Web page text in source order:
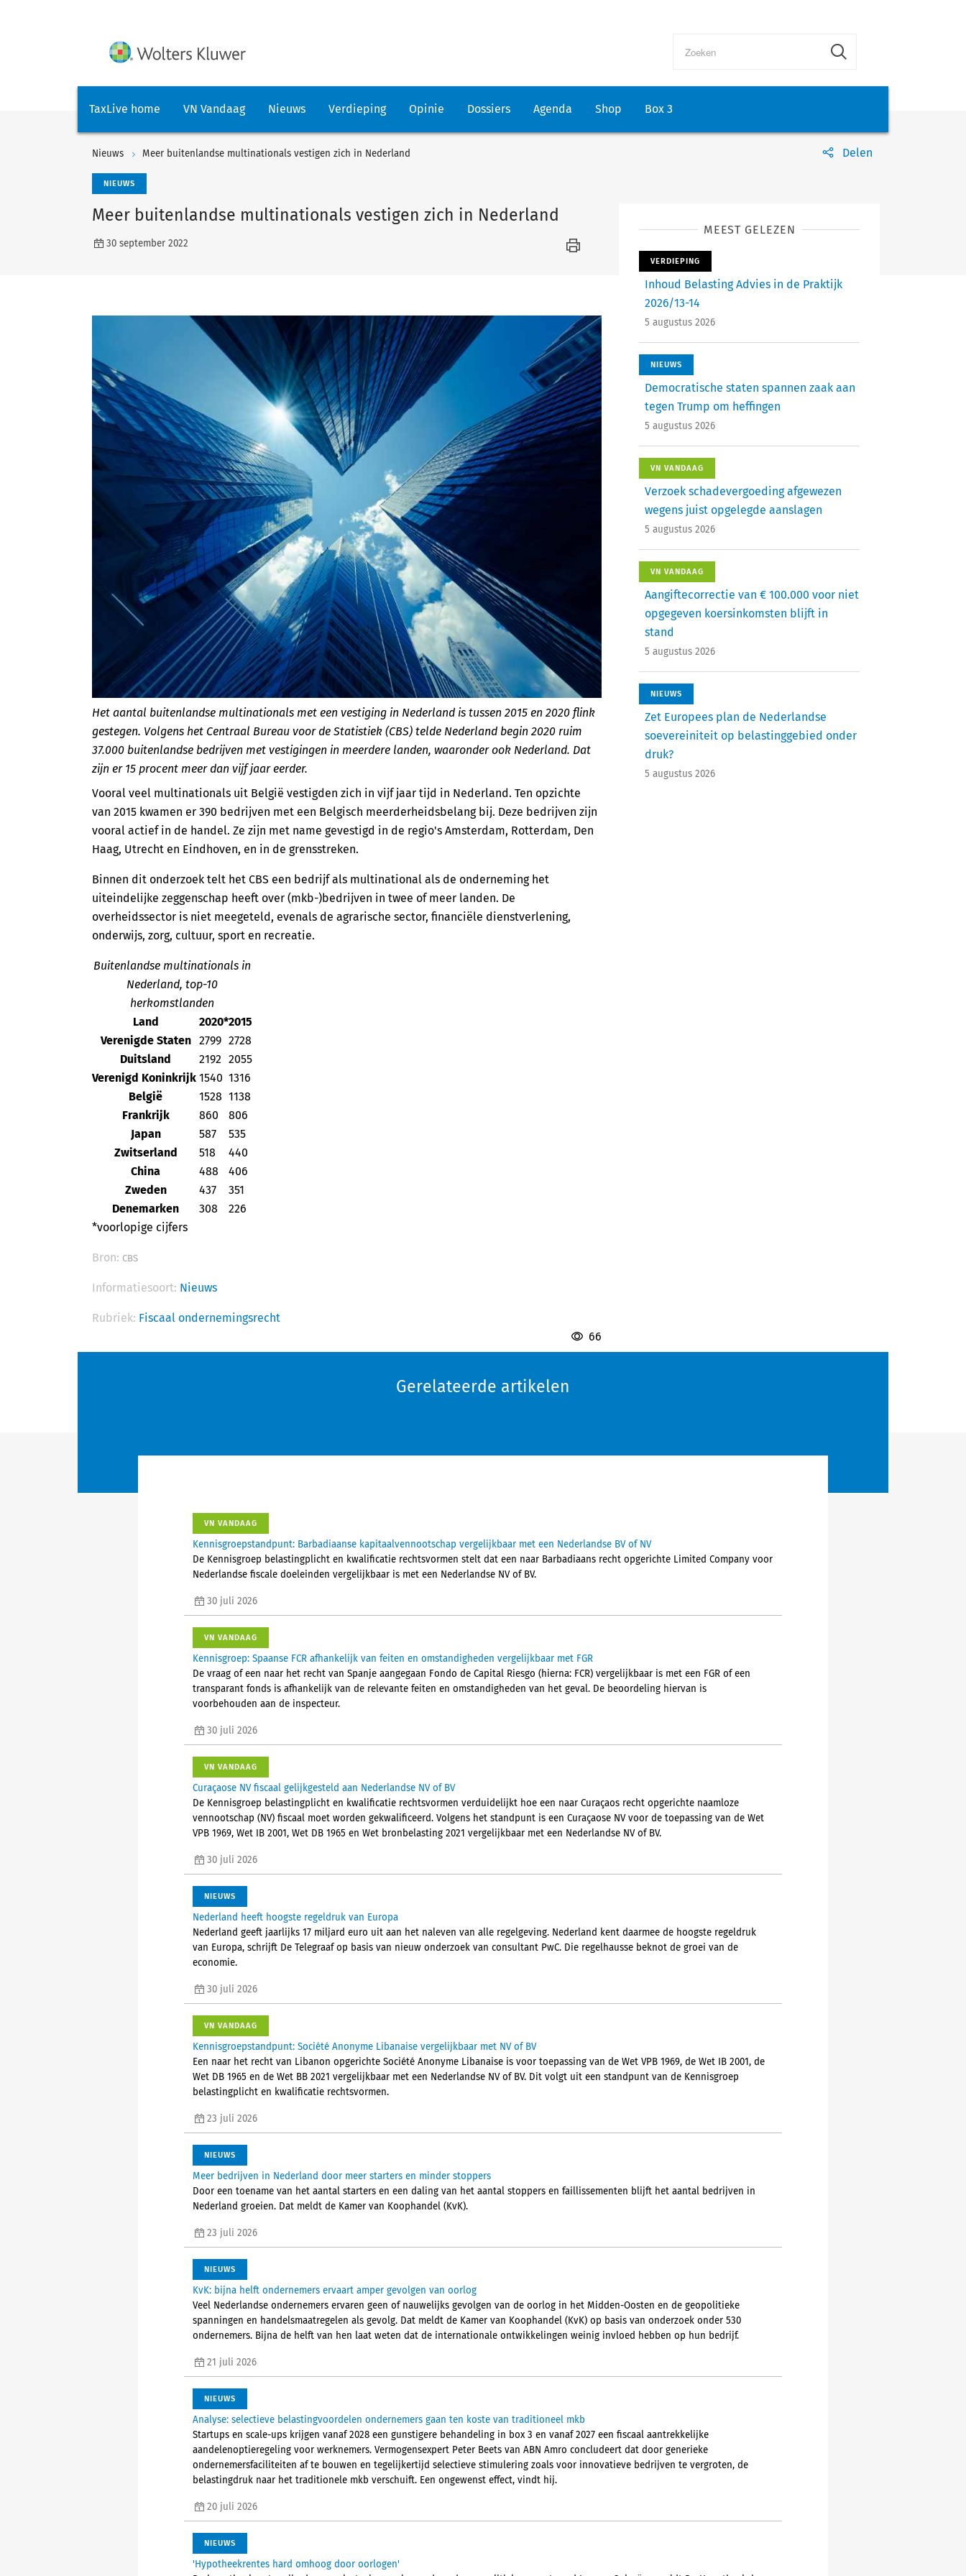
TaxLive home VN Vandaag Nieuws Verdieping Opinie Dossiers Agenda Shop Box 3
Nieuws Meer buitenlandse multinationals vestigen zich in Nederland Delen
NIEUWS
Meer buitenlandse multinationals vestigen zich in Nederland
30 september 2022
Het aantal buitenlandse multinationals met een vestiging in Nederland is tussen 2015 en 2020 flink
gestegen. Volgens het Centraal Bureau voor de Statistiek (CBS) telde Nederland begin 2020 ruim
37.000 buitenlandse bedrijven met vestigingen in meerdere landen, waaronder ook Nederland. Dat
zijn er 15 procent meer dan vijf jaar eerder.
Vooral veel multinationals uit België vestigden zich in vijf jaar tijd in Nederland. Ten opzichte
van 2015 kwamen er 390 bedrijven met een Belgisch meerderheidsbelang bij. Deze bedrijven zijn
vooral actief in de handel. Ze zijn met name gevestigd in de regio's Amsterdam, Rotterdam, Den
Haag, Utrecht en Eindhoven, en in de grensstreken.
Binnen dit onderzoek telt het CBS een bedrijf als multinational als de onderneming het
uiteindelijke zeggenschap heeft over (mkb-)bedrijven in twee of meer landen. De
overheidssector is niet meegeteld, evenals de agrarische sector, financiële dienstverlening,
onderwijs, zorg, cultuur, sport en recreatie.
Buitenlandse multinationals in
Nederland, top-10
herkomstlanden
Land
2020*2015
Verenigde Staten
2799 2728
Duitsland
2192 2055
Verenigd Koninkrijk 1540 1316
België
1528 1138
Frankrijk
860
806
Japan
587
535
Zwitserland
518
440
China
488
406
Zweden
437
351
Denemarken
308
226
*voorlopige cijfers
Bron: CBS
Informatiesoort: Nieuws
Rubriek: Fiscaal ondernemingsrecht
66
MEEST GELEZEN
VERDIEPING
Inhoud Belasting Advies in de Praktijk
2026/13-14
5 augustus 2026
NIEUWS
Democratische staten spannen zaak aan
tegen Trump om heffingen
5 augustus 2026
VN VANDAAG
Verzoek schadevergoeding afgewezen
wegens juist opgelegde aanslagen
5 augustus 2026
VN VANDAAG
Aangiftecorrectie van € 100.000 voor niet
opgegeven koersinkomsten blijft in
stand
5 augustus 2026
NIEUWS
Zet Europees plan de Nederlandse
soevereiniteit op belastinggebied onder
druk?
5 augustus 2026
Gerelateerde artikelen
VN VANDAAG
Kennisgroepstandpunt: Barbadiaanse kapitaalvennootschap vergelijkbaar met een Nederlandse BV of NV
De Kennisgroep belastingplicht en kwalificatie rechtsvormen stelt dat een naar Barbadiaans recht opgerichte Limited Company voor
Nederlandse fiscale doeleinden vergelijkbaar is met een Nederlandse NV of BV.
30 juli 2026
VN VANDAAG
Kennisgroep: Spaanse FCR afhankelijk van feiten en omstandigheden vergelijkbaar met FGR
De vraag of een naar het recht van Spanje aangegaan Fondo de Capital Riesgo (hierna: FCR) vergelijkbaar is met een FGR of een
transparant fonds is afhankelijk van de relevante feiten en omstandigheden van het geval. De beoordeling hiervan is
voorbehouden aan de inspecteur.
30 juli 2026
VN VANDAAG
Curaçaose NV fiscaal gelijkgesteld aan Nederlandse NV of BV
De Kennisgroep belastingplicht en kwalificatie rechtsvormen verduidelijkt hoe een naar Curaçaos recht opgerichte naamloze
vennootschap (NV) fiscaal moet worden gekwalificeerd. Volgens het standpunt is een Curaçaose NV voor de toepassing van de Wet
VPB 1969, Wet IB 2001, Wet DB 1965 en Wet bronbelasting 2021 vergelijkbaar met een Nederlandse NV of BV.
30 juli 2026
NIEUWS
Nederland heeft hoogste regeldruk van Europa
Nederland geeft jaarlijks 17 miljard euro uit aan het naleven van alle regelgeving. Nederland kent daarmee de hoogste regeldruk
van Europa, schrijft De Telegraaf op basis van nieuw onderzoek van consultant PwC. Die regelhausse beknot de groei van de
economie.
30 juli 2026
VN VANDAAG
Kennisgroepstandpunt: Société Anonyme Libanaise vergelijkbaar met NV of BV
Een naar het recht van Libanon opgerichte Société Anonyme Libanaise is voor toepassing van de Wet VPB 1969, de Wet IB 2001, de
Wet DB 1965 en de Wet BB 2021 vergelijkbaar met een Nederlandse NV of BV. Dit volgt uit een standpunt van de Kennisgroep
belastingplicht en kwalificatie rechtsvormen.
23 juli 2026
NIEUWS
Meer bedrijven in Nederland door meer starters en minder stoppers
Door een toename van het aantal starters en een daling van het aantal stoppers en faillissementen blijft het aantal bedrijven in
Nederland groeien. Dat meldt de Kamer van Koophandel (KvK).
23 juli 2026
NIEUWS
KvK: bijna helft ondernemers ervaart amper gevolgen van oorlog
Veel Nederlandse ondernemers ervaren geen of nauwelijks gevolgen van de oorlog in het Midden-Oosten en de geopolitieke
spanningen en handelsmaatregelen als gevolg. Dat meldt de Kamer van Koophandel (KvK) op basis van onderzoek onder 530
ondernemers. Bijna de helft van hen laat weten dat de internationale ontwikkelingen weinig invloed hebben op hun bedrijf.
21 juli 2026
NIEUWS
Analyse: selectieve belastingvoordelen ondernemers gaan ten koste van traditioneel mkb
Startups en scale-ups krijgen vanaf 2028 een gunstigere behandeling in box 3 en vanaf 2027 een fiscaal aantrekkelijke
aandelenoptieregeling voor werknemers. Vermogensexpert Peter Beets van ABN Amro concludeert dat door generieke
ondernemersfaciliteiten af te bouwen en tegelijkertijd selectieve stimulering zoals voor innovatieve bedrijven te vergroten, de
belastingdruk naar het traditionele mkb verschuift. Een ongewenst effect, vindt hij.
20 juli 2026
NIEUWS
'Hypotheekrentes hard omhoog door oorlogen'